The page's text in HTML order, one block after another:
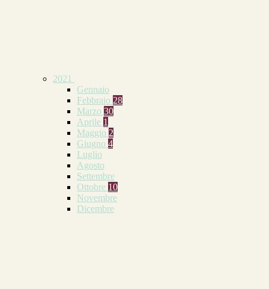
2021
Gennaio
Febbraio 28
Marzo 30
Aprile 1
Maggio 2
Giugno 4
Luglio
Agosto
Settembre
Ottobre 10
Novembre
Dicembre